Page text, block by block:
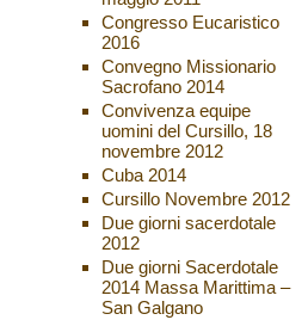
Congresso Eucaristico
2016
Convegno Missionario
Sacrofano 2014
Convivenza equipe
uomini del Cursillo, 18
novembre 2012
Cuba 2014
Cursillo Novembre 2012
Due giorni sacerdotale
2012
Due giorni Sacerdotale
2014 Massa Marittima –
San Galgano